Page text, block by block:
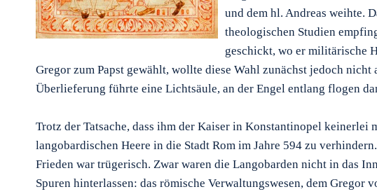
und dem hl. Andreas weihte.
theologischen Studien
geschickt, wo er militärische
Gregor zum Papst gewählt, wollte diese Wahl zunächst jedoch
Überlieferung führte eine Lichtsäule, an der Engel entlang flogen
Trotz der Tatsache, dass ihm der Kaiser in Konstantinopel
langobardischen Heere in die Stadt Rom im Jahre 594 zu
Frieden war trügerisch. Zwar waren die Langobarden nicht in das
Spuren hinterlassen: das römische Verwaltungswesen, dem